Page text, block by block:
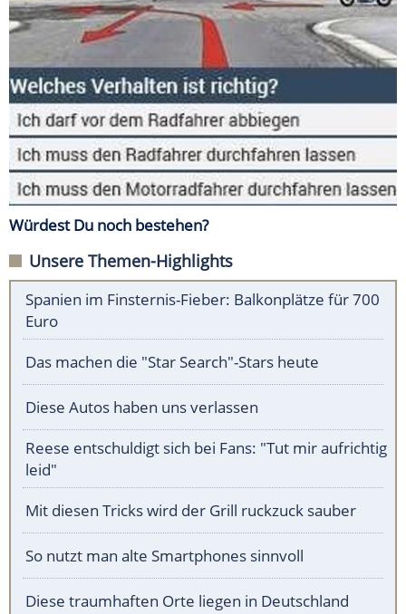
Würdest Du noch bestehen?
Unsere Themen-Highlights
Spanien im Finsternis-Fieber: Balkonplätze für 700
Euro
Das machen die "Star Search"-Stars heute
Diese Autos haben uns verlassen
Reese entschuldigt sich bei Fans: "Tut mir aufrichtig
leid"
Mit diesen Tricks wird der Grill ruckzuck sauber
So nutzt man alte Smartphones sinnvoll
Diese traumhaften Orte liegen in Deutschland